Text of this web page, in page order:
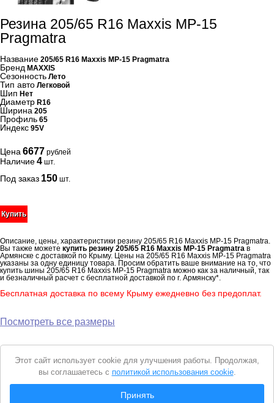
Резина 205/65 R16 Maxxis MP-15
Pragmatra
Название 205/65 R16 Maxxis MP-15 Pragmatra
Бренд MAXXIS
Сезонность Лето
Тип авто Легковой
Шип Нет
Диаметр R16
Ширина 205
Профиль 65
Индекс 95V
Цена 6677 рублей
Наличие4 шт.
Под заказ 150 шт.
Купить
Описание, цены, характеристики резину 205/65 R16 Maxxis MP-15 Pragmatra.
Вы также можете купить резину 205/65 R16 Maxxis MP-15 Pragmatra в
Армянске с доставкой по Крыму. Цены на 205/65 R16 Maxxis MP-15 Pragmatra
указаны за одну единицу товара. Просим обратить ваше внимание на то, что
купить шины 205/65 R16 Maxxis MP-15 Pragmatra можно как за наличный, так
и безналичный расчет с бесплатной доставкой по г. Армянску*.
Бесплатная доставка по всему Крыму ежедневно без предоплат.
Посмотреть все размеры
Вся представленная на сайте информация носит справочный характер и не
Уведомление
cookie
Этот сайт использует cookie для улучшения работы. Продолжая,
вы соглашаетесь с политикой использования cookie.
Принять